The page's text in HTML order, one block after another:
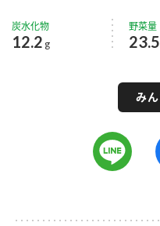
炭水化物
12.2 g
野菜量
23.5